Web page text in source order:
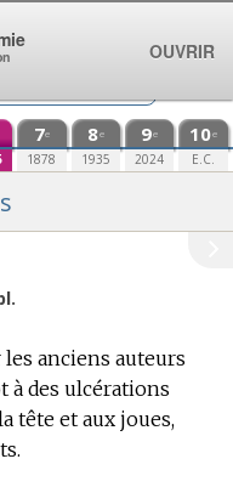
7e
1878
8e
1935
9e
2024
10e
E.C.
anciens auteurs
à des ulcérations
tête et aux joues,
OUVRIR